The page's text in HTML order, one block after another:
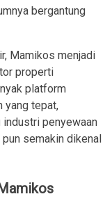
bergantung
Mamikos menjadi
properti
platform
yang tepat,
penyewaan
semakin dikenal